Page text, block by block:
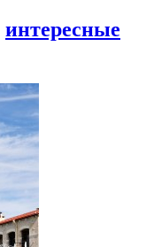
интересные